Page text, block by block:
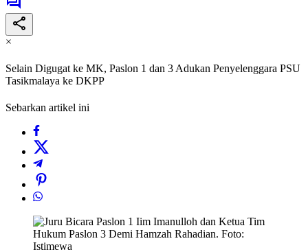
×
Selain Digugat ke MK, Paslon 1 dan 3 Adukan Penyelenggara PSU
Tasikmalaya ke DKPP
Sebarkan artikel ini